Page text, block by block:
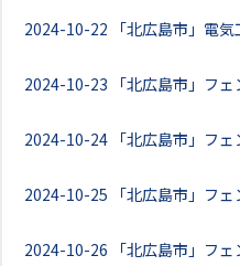
2024-10-22 「北広島市」電
2024-10-23 「北広島市」フ
2024-10-24 「北広島市」フ
2024-10-25 「北広島市」フ
2024-10-26 「北広島市」フ